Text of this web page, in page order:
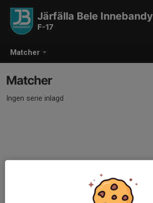
Matcher
Järfälla Bele Innebandy
F-17
Matcher
Ingen serie inlagd